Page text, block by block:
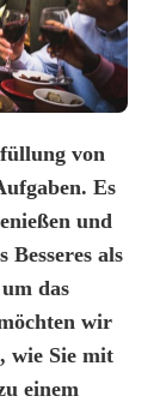
von
Es
und
Besseres als
das
wir
wie Sie mit
einem